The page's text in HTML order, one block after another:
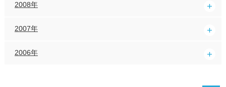
2008年
2007年
2006年